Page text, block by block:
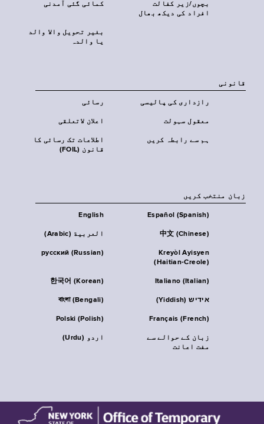
کمائی گئی آمدنی
بچوں/زیر کفالت
افراد کی دیکھ بھال
بغیر تحویل والا والد
یا والدہ
قانونی
رسائی رازداری کی پالیسی
اعلان لاتعلقی معقول سہولت
اطلاعات تک رسائی کا
قانون (FOIL)
ہم سے رابطہ کریں
زبان منتخب کریں
English Español (Spanish)
العربية (Arabic) 中文 (Chinese)
русский (Russian)
Kreyòl Ayisyen
(Haitian-Creole)
한국어 (Korean) Italiano (Italian)
বাংলা (Bengali) אידיש (Yiddish)
Polski (Polish) Français (French)
اردو (Urdu)
زبان کے حوالے سے
مفت اعانت